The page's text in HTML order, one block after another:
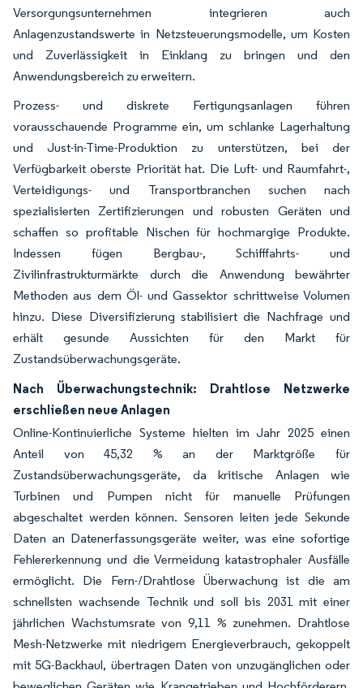
Versorgungsunternehmen integrieren auch
Anlagenzustandswerte in Netzsteuerungsmodelle, um Kosten
und Zuverlässigkeit in Einklang zu bringen und den
Anwendungsbereich zu erweitern.
Prozess- und diskrete Fertigungsanlagen führen
vorausschauende Programme ein, um schlanke Lagerhaltung
und Just-in-Time-Produktion zu unterstützen, bei der
Verfügbarkeit oberste Priorität hat. Die Luft- und Raumfahrt-,
Verteidigungs- und Transportbranchen suchen nach
spezialisierten Zertifizierungen und robusten Geräten und
schaffen so profitable Nischen für hochmargige Produkte.
Indessen fügen Bergbau-, Schifffahrts- und
Zivilinfrastrukturmärkte durch die Anwendung bewährter
Methoden aus dem Öl- und Gassektor schrittweise Volumen
hinzu. Diese Diversifizierung stabilisiert die Nachfrage und
erhält gesunde Aussichten für den Markt für
Zustandsüberwachungsgeräte.
Nach Überwachungstechnik: Drahtlose Netzwerke
erschließen neue Anlagen
Online-Kontinuierliche Systeme hielten im Jahr 2025 einen
Anteil von 45,32 % an der Marktgröße für
Zustandsüberwachungsgeräte, da kritische Anlagen wie
Turbinen und Pumpen nicht für manuelle Prüfungen
abgeschaltet werden können. Sensoren leiten jede Sekunde
Daten an Datenerfassungsgeräte weiter, was eine sofortige
Fehlererkennung und die Vermeidung katastrophaler Ausfälle
ermöglicht. Die Fern-/Drahtlose Überwachung ist die am
schnellsten wachsende Technik und soll bis 2031 mit einer
jährlichen Wachstumsrate von 9,11 % zunehmen. Drahtlose
Mesh-Netzwerke mit niedrigem Energieverbrauch, gekoppelt
mit 5G-Backhaul, übertragen Daten von unzugänglichen oder